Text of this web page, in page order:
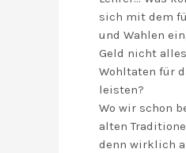
sich mit dem
und Wahlen
Geld nicht
Wohltaten für
leisten?
Wo wir schon
alten
denn wirklich